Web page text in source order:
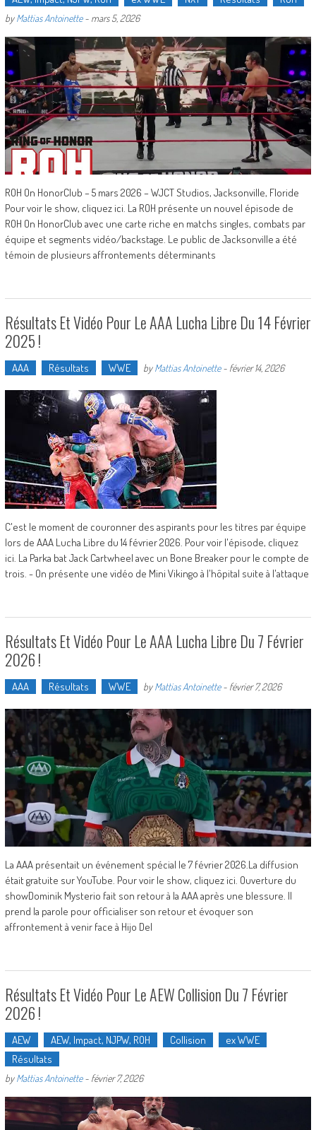
byMattias Antoinette- mars 5, 2026
ROH On HonorClub – 5 mars 2026 – WJCT Studios, Jacksonville, Floride
Pour voir le show, cliquez ici. La ROH présente un nouvel épisode de
ROH On HonorClub avec une carte riche en matchs singles, combats par
équipe et segments vidéo/backstage. Le public de Jacksonville a été
témoin de plusieurs affrontements déterminants
Résultats Et Vidéo Pour Le AAA Lucha Libre Du 14 Février
2025 !
AAA Résultats WWE byMattias Antoinette- février 14, 2026
C'est le moment de couronner des aspirants pour les titres par équipe
lors de AAA Lucha Libre du 14 février 2026. Pour voir l'épisode, cliquez
ici. La Parka bat Jack Cartwheel avec un Bone Breaker pour le compte de
trois. - On présente une vidéo de Mini Vikingo à l'hôpital suite à l'attaque
Résultats Et Vidéo Pour Le AAA Lucha Libre Du 7 Février
2026 !
AAA Résultats WWE byMattias Antoinette- février 7, 2026
La AAA présentait un événement spécial le 7 février 2026.La diffusion
était gratuite sur YouTube. Pour voir le show, cliquez ici. Ouverture du
showDominik Mysterio fait son retour à la AAA après une blessure. Il
prend la parole pour officialiser son retour et évoquer son
affrontement à venir face à Hijo Del
Résultats Et Vidéo Pour Le AEW Collision Du 7 Février
2026 !
AEW AEW, Impact, NJPW, ROH Collision
ex WWE
Résultats
byMattias Antoinette- février 7, 2026